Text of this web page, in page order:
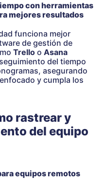
con herramientas
mejores resultados
funciona mejor
de gestión de
Trello o Asana
del tiempo
asegurando
y cumpla los
rastrear y
del equipo
equipos remotos